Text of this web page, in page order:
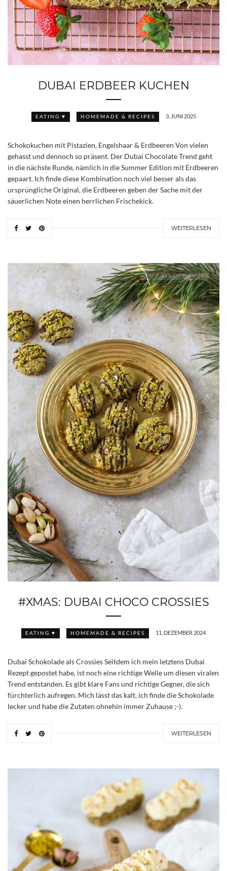
DUBAI ERDBEER KUCHEN
EATING ♥ HOMEMADE & RECIPES 3. JUNI 2025
Schokokuchen mit Pistazien, Engelshaar & Erdbeeren Von vielen
gehasst und dennoch so präsent. Der Dubai Chocolate Trend geht
in die nächste Runde, nämlich in die Summer Edition mit Erdbeeren
gepaart. Ich finde diese Kombination noch viel besser als das
ursprüngliche Original, die Erdbeeren geben der Sache mit der
säuerlichen Note einen herrlichen Frischekick.
WEITERLESEN
#XMAS: DUBAI CHOCO CROSSIES
EATING ♥ HOMEMADE & RECIPES 11. DEZEMBER 2024
Dubai Schokolade als Crossies Seitdem ich mein letztens Dubai
Rezept gepostet habe, ist noch eine richtige Welle um diesen viralen
Trend entstanden. Es gibt klare Fans und richtige Gegner, die sich
fürchterlich aufregen. Mich lässt das kalt, ich finde die Schokolade
lecker und habe die Zutaten ohnehin immer Zuhause ;-).
WEITERLESEN